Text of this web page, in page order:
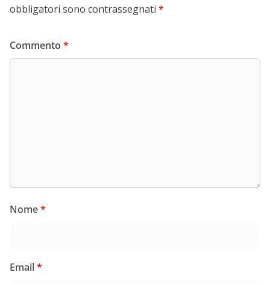
obbligatori sono contrassegnati *
Commento *
Nome*
Email*